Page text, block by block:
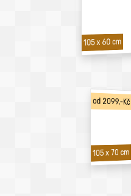
105 x 60 cm
od 2099,-Kč
105 x 70 cm